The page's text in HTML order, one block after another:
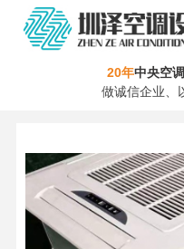
20年中央空
做诚信企业、